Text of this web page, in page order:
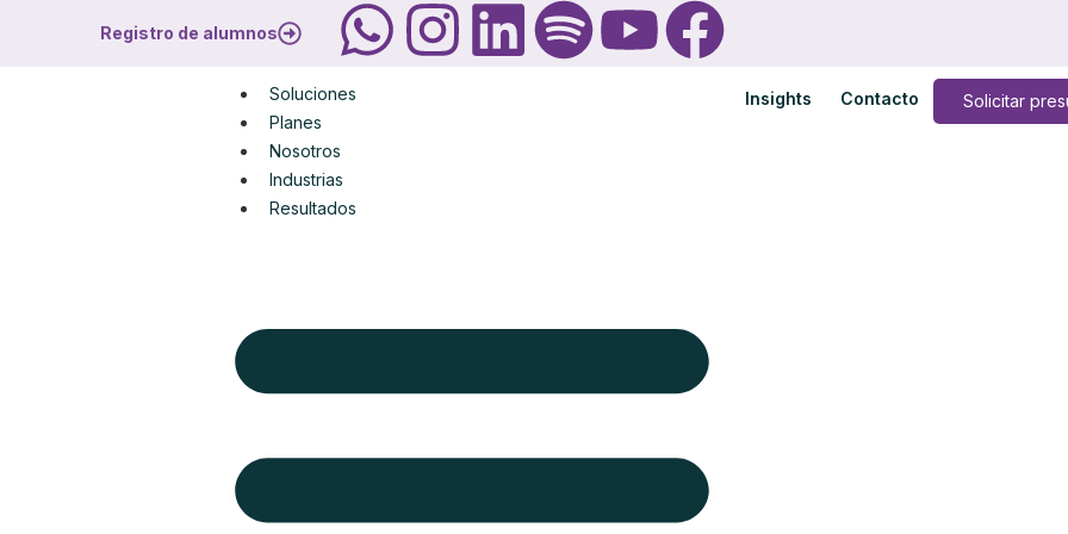
Registro de alumnos
Soluciones
Planes
Nosotros
Industrias
Resultados
Insights Contacto Solicitar